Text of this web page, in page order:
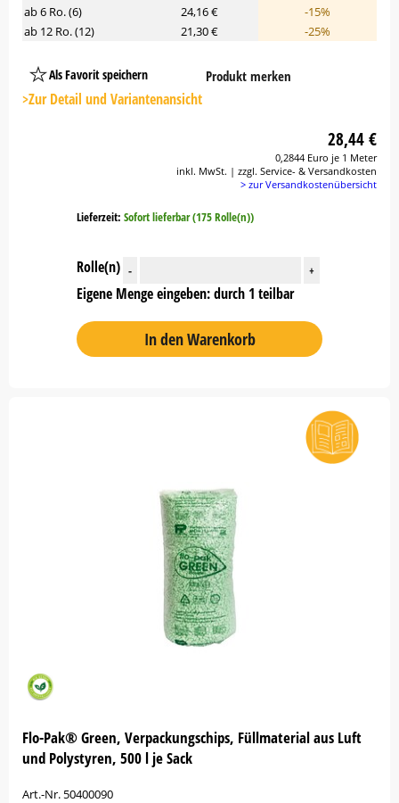
ab 6 Ro. (6) 24,16 €
-15%
ab 12 Ro. (12)
21,30 € -25%
Als Favorit speichern
Platzhalter
Button
Produkt merken
>Zur Detail und Variantenansicht
28,44 €
0,2844 Euro je 1 Meter
inkl. MwSt. | zzgl. Service- & Versandkosten
> zur Versandkostenübersicht
Lieferzeit: Sofort lieferbar (175 Rolle(n))
Rolle(n) - +
Eigene Menge eingeben: durch 1 teilbar
In den Warenkorb
Flo-Pak® Green, Verpackungschips, Füllmaterial aus Luft
und Polystyren, 500 l je Sack
Art.-Nr. 50400090